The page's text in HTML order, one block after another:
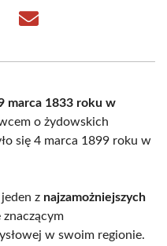
Share
marca 1833 roku w
o żydowskich
się 4 marca 1899 roku w
z najzamożniejszych
znaczącym
w swoim regionie.